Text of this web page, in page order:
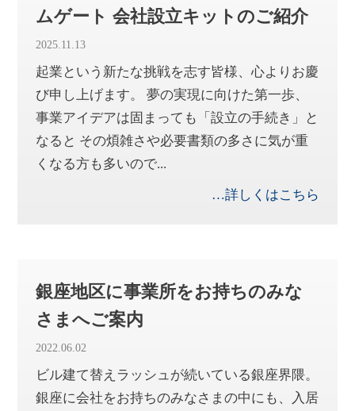
ムゲート 会社設立キットのご紹介
2025.11.13
起業という新たな挑戦を志す皆様、心よりお慶
び申し上げます。 夢の実現に向けた第一歩、
事業アイデアは固まっても「設立の手続き」と
なると その煩雑さや必要書類の多さに気が重
くなる方も多いので...
…詳しくはこちら
銀座地区に事業所をお持ちのみな
さまへご案内
2022.06.02
ビル建て替えラッシュが続いている銀座界隈。
銀座に会社をお持ちのみなさまの中にも、入居